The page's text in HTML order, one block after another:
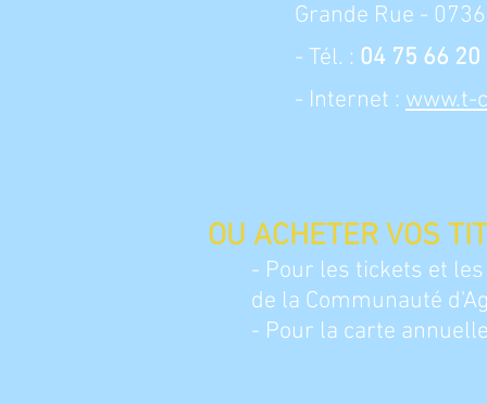
Grande Rue -
- Tél. : 04 75 66 20
- Internet : www.t-
OU ACHETER VOS
- Pour les tickets et
de la Communauté
- Pour la carte